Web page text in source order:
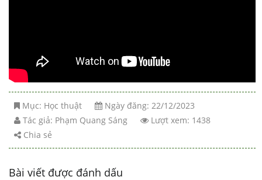
Mục: Học thuật
Ngày đăng: 22/12/2023
Tác giả: Phạm Quang Sáng
Lượt xem: 1438
Chia sẻ
Bài viết được đánh dấu